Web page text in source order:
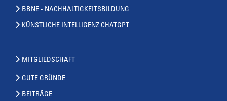
BBNE - NACHHALTIGKEITSBILDUNG
KÜNSTLICHE INTELLIGENZ CHATGPT
MITGLIEDSCHAFT
GUTE GRÜNDE
BEITRÄGE